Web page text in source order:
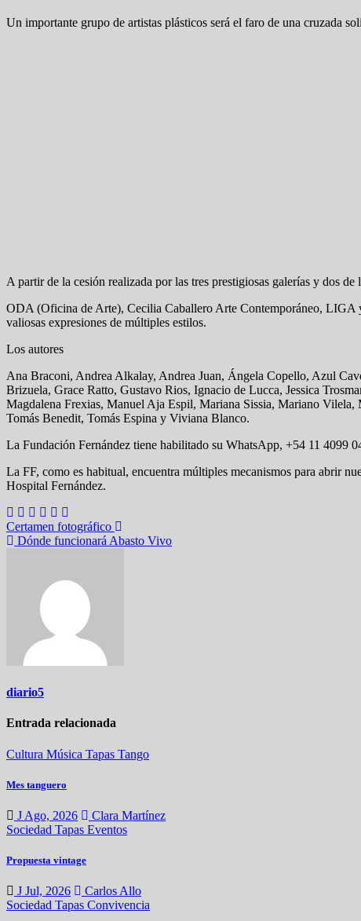
Un importante grupo de artistas plásticos será el faro de una cruzada
A partir de la cesión realizada por las tres prestigiosas galerías y dos
ODA (Oficina de Arte), Cecilia Caballero Arte Contemporáneo, LIGA
valiosas expresiones de múltiples estilos.
Los autores
Ana Braconi, Andrea Alkalay, Andrea Juan, Ángela Copello, Azul
Brizuela, Grace Ratto, Gustavo Rios, Ignacio de Lucca, Jessica
Magdalena Frexias, Manuel Aja Espil, Mariana Sissia, Mariano
Tomás Benedit, Tomás Espina y Viviana Blanco.
La Fundación Fernández tiene habilitado su WhatsApp, +54 11 4099
La FF, como es habitual, encuentra múltiples mecanismos para abrir
Hospital Fernández.
Navegación
de
Certamen fotográfico
Dónde funcionará Abasto Vivo
diario5
Entrada relacionada
Cultura Música Tapas Tango
Mes tanguero
J Ago, 2026
Clara Martínez
Sociedad Tapas Eventos
Propuesta vintage
J Jul, 2026
Carlos Allo
Sociedad Tapas Convivencia